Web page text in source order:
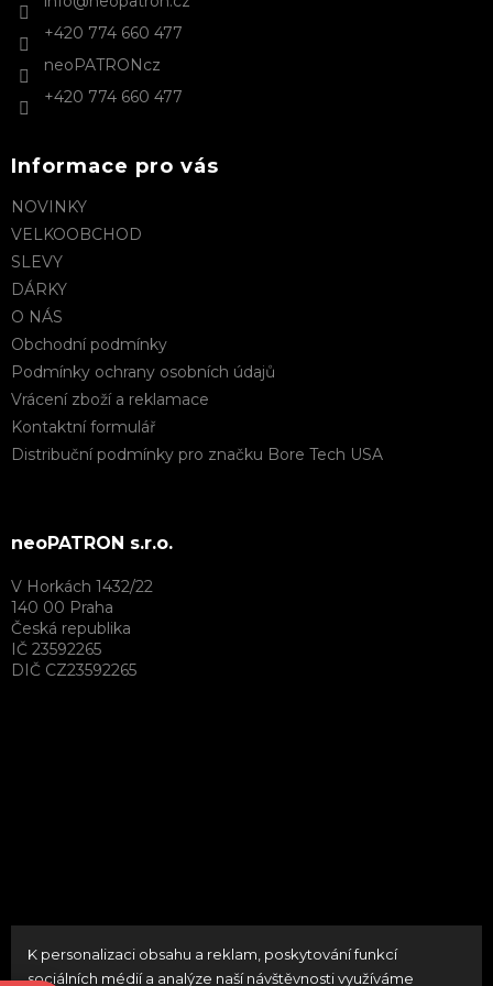
K personalizaci obsahu a reklam, poskytování funkcí
sociálních médií a analýze naší návštěvnosti využíváme
+420 774 660 477
neoPATRONcz
+420 774 660 477
Informace pro vás
NOVINKY
VELKOOBCHOD
SLEVY
DÁRKY
O NÁS
Obchodní podmínky
Podmínky ochrany osobních údajů
Vrácení zboží a reklamace
Kontaktní formulář
Distribuční podmínky pro značku Bore Tech USA
neoPATRON s.r.o.
V Horkách 1432/22
140 00 Praha
Česká republika
IČ 23592265
DIČ CZ23592265
Vytvořil Shoptet